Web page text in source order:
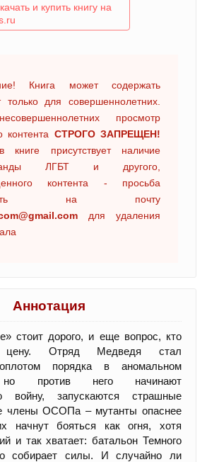
и купить книгу на
Книга может содержать
только для совершеннолетних.
просмотр
контента СТРОГО ЗАПРЕЩЕН!
книге присутствует наличие
ЛГБТ и другого,
контента - просьба
на почту
для удаления
Аннотация
стоит дорого, и еще вопрос, кто
цену. Отряд Медведя стал
порядка в аномальном
но против него начинают
войну, запускаются страшные
члены ОСОПа – мутанты опаснее
начнут бояться как огня, хотя
и так хватает: батальон Темного
собирает силы. И случайно ли